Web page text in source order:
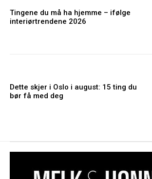
Tingene du må ha hjemme – ifølge
interiørtrendene 2026
Dette skjer i Oslo i august: 15 ting du
bør få med deg